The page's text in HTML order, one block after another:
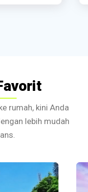
rumah, kini Anda
lebih mudah